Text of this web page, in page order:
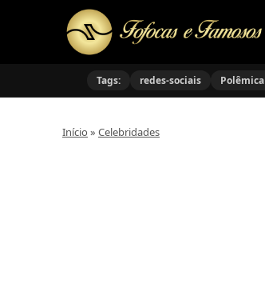
Tags: redes-sociais Polêmica
Início » Celebridades